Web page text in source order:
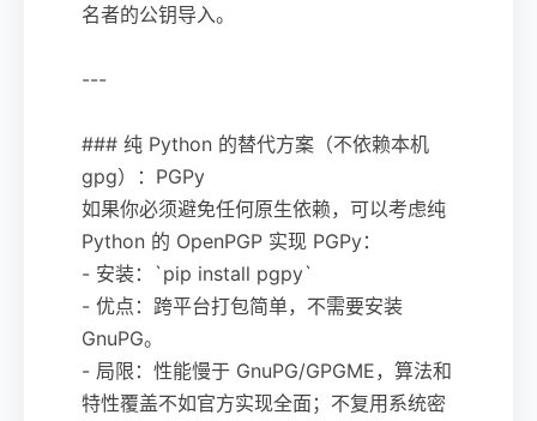
名者的公钥导入。
---
### 纯 Python 的替代方案（不依赖本机
gpg）：PGPy
如果你必须避免任何原生依赖，可以考虑纯
Python 的 OpenPGP 实现 PGPy：
- 安装：`pip install pgpy`
- 优点：跨平台打包简单，不需要安装
GnuPG。
- 局限：性能慢于 GnuPG/GPGME，算法和
特性覆盖不如官方实现全面；不复用系统密